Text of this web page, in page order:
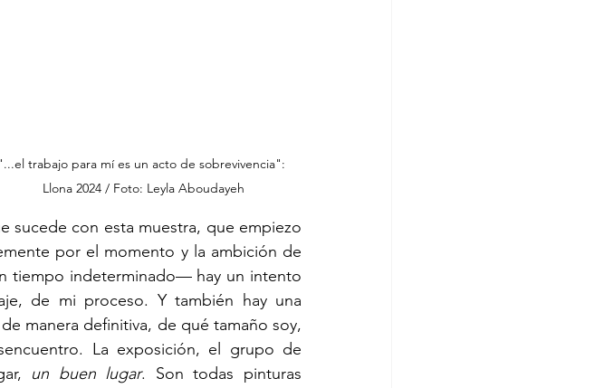
"...el trabajo para mí es un acto de sobrevivencia":
Llona 2024 / Foto: Leyla Aboudayeh
sucede con esta muestra, que empiezo
por el momento y la ambición de
tiempo indeterminado— hay un intento
de mi proceso. Y también hay una
manera definitiva, de qué tamaño soy,
La exposición, el grupo de
un buen lugar. Son todas pinturas